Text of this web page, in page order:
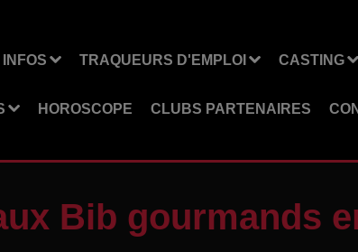
INFOS TRAQUEURS D'EMPLOI CASTING
HOROSCOPE CLUBS PARTENAIRES
Bib gourmands